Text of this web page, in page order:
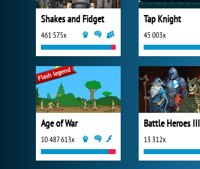
Shakes and Fidget
461 575x
Tap Knight
45 003x
Age of War
10 487 613x
Battle Heroes III
13 312x